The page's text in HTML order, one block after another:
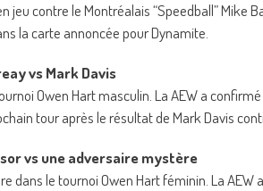
jeu contre le Montréalais “Speedball” Mike
la carte annoncée pour Dynamite.
vs Mark Davis
Owen Hart masculin. La AEW a
tour après le résultat de Mark Davis
vs une adversaire mystère
dans le tournoi Owen Hart féminin. La AEW